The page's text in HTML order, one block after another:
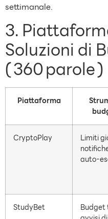
settimanale.
3.
Soluzioni di
( 360 parole )
Piattaforma
CryptoPlay
Limiti
StudyBet
Budget